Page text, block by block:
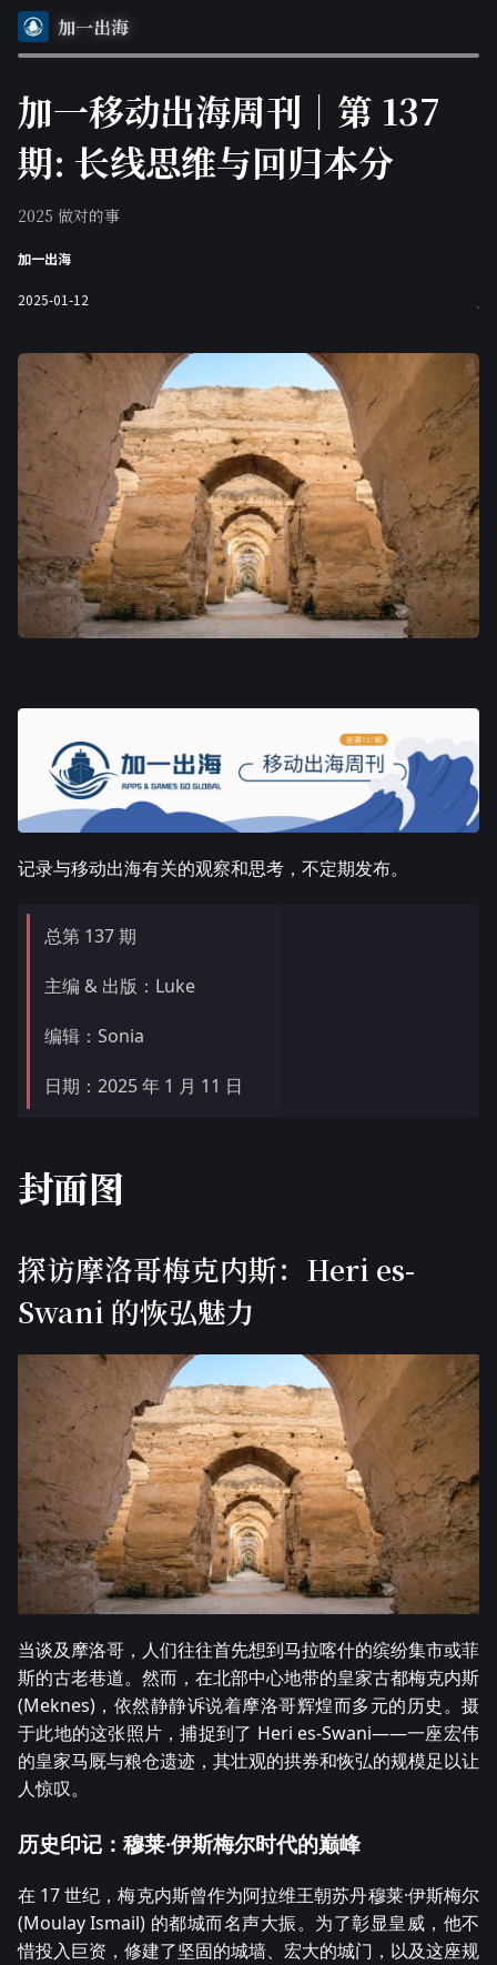
加一出海
加一移动出海周刊｜第 137
期: 长线思维与回归本分
2025 做对的事
加一出海
2025-01-12
记录与移动出海有关的观察和思考，不定期发布。
总第 137 期
主编 & 出版：Luke
编辑：Sonia
日期：2025 年 1 月 11 日
封面图
探访摩洛哥梅克内斯：Heri es-
Swani 的恢弘魅力
当谈及摩洛哥，人们往往首先想到马拉喀什的缤纷集市或菲
斯的古老巷道。然而，在北部中心地带的皇家古都梅克内斯
(Meknes)，依然静静诉说着摩洛哥辉煌而多元的历史。摄
于此地的这张照片，捕捉到了 Heri es-Swani——一座宏伟
的皇家马厩与粮仓遗迹，其壮观的拱券和恢弘的规模足以让
人惊叹。
历史印记：穆莱·伊斯梅尔时代的巅峰
在 17 世纪，梅克内斯曾作为阿拉维王朝苏丹穆莱·伊斯梅尔
(Moulay Ismail) 的都城而名声大振。为了彰显皇威，他不
惜投入巨资，修建了坚固的城墙、宏大的城门，以及这座规